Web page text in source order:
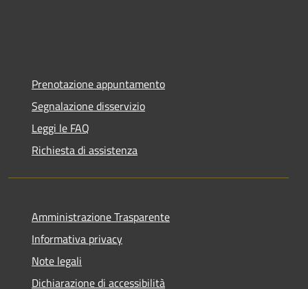
Prenotazione appuntamento
Segnalazione disservizio
Leggi le FAQ
Richiesta di assistenza
Amministrazione Trasparente
Informativa privacy
Note legali
Dichiarazione di accessibilità